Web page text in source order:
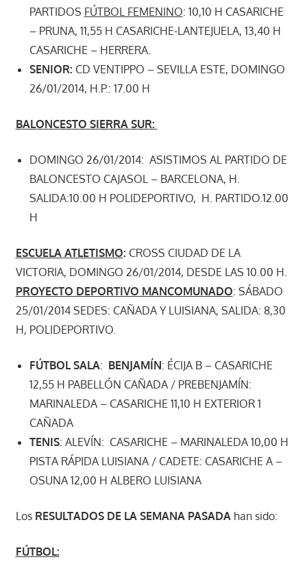
PARTIDOS FÚTBOL FEMENINO: 10,10 H CASARICHE
– PRUNA, 11,55 H CASARICHE-LANTEJUELA, 13,40 H
CASARICHE – HERRERA.
SENIOR: CD VENTIPPO – SEVILLA ESTE, DOMINGO
26/01/2014, H.P.: 17.00 H
BALONCESTO SIERRA SUR:
DOMINGO 26/01/2014: ASISTIMOS AL PARTIDO DE
BALONCESTO CAJASOL – BARCELONA, H.
SALIDA:10.00 H POLIDEPORTIVO, H. PARTIDO.12.00
H
ESCUELA ATLETISMO: CROSS CIUDAD DE LA
VICTORIA, DOMINGO 26/01/2014, DESDE LAS 10.00 H.
PROYECTO DEPORTIVO MANCOMUNADO: SÁBADO
25/01/2014 SEDES: CAÑADA Y LUISIANA, SALIDA: 8,30
H, POLIDEPORTIVO.
FÚTBOL SALA: BENJAMÍN: ÉCIJA B – CASARICHE
12,55 H PABELLÓN CAÑADA / PREBENJAMÍN:
MARINALEDA – CASARICHE 11,10 H EXTERIOR 1
CAÑADA
TENIS: ALEVÍN: CASARICHE – MARINALEDA 10,00 H
PISTA RÁPIDA LUISIANA / CADETE: CASARICHE A –
OSUNA 12,00 H ALBERO LUISIANA
Los RESULTADOS DE LA SEMANA PASADAhan sido:
FÚTBOL: